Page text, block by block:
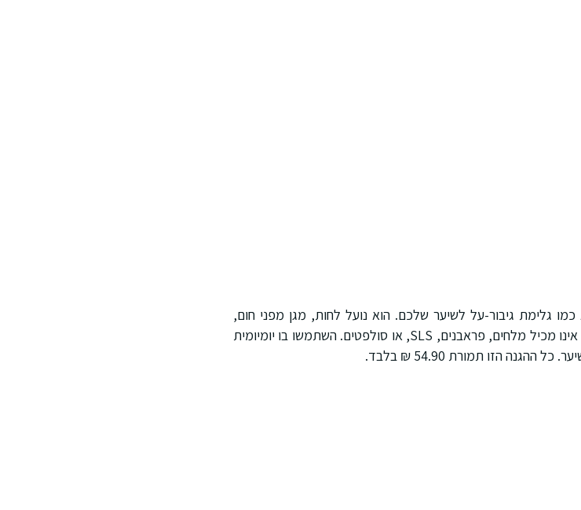
גלימת גיבור-על לשיער שלכם. הוא נועל לחות, מגן מפני חום,
ונלחם באיתני הטבע. מושלם לשיער מוחלק, הוא אינו מכיל מלחים, פראבנים, SLS, או סולפטים. השתמשו בו יומיומית
הזו תמורת 54.90 ₪ בלבד.